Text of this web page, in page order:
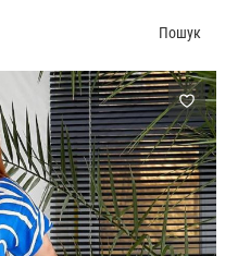
Пошук